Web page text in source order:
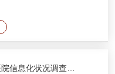
信息化状况调查…